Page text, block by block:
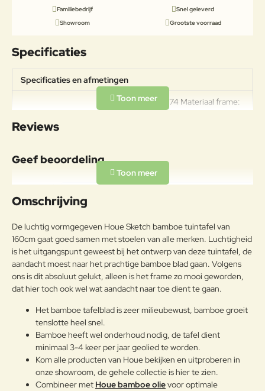
Familiebedrijf
Snel geleverd
Showroom
Grootste voorraad
Specificaties
Specificaties en afmetingen
L160 x B88 x H74 Materiaal frame:
Bamboe is een uiterst geschikt
materiaal voor buiten. De
behandeling nodig om het vele
jaren buiten te kunnen gebruiken,
lees hiervoor het
onderhoudsadvies.
Frame
LEGERING VAN IJZER EN
KOOLSTOFPERCENTAGE
MET EEN
ANTICORROSIEPROCES OM AAN
EXTREME
WEERSOMSTANDIGHEDEN TE
WEERSTAAN.
Reviews
Geef beoordeling
Uw naam:
g:
Note:HTML-code wordt niet vertaald!
Waarderin
Slecht Goed
Verder
Omschrijving
De luchtig vormgegeven Houe Sketch bamboe tuintafel van
160cm gaat goed samen met stoelen van alle merken. Luchtigheid
is het uitgangspunt geweest bij het ontwerp van deze tuintafel, de
aandacht moest naar het prachtige bamboe blad gaan. Volgens
ons is dit absoluut gelukt, alleen is het frame zo mooi geworden,
dat hier toch ook wel wat aandacht naar toe dient te gaan.
Het bamboe tafelblad is zeer milieubewust, bamboe groeit
tenslotte heel snel.
Bamboe heeft wel onderhoud nodig, de tafel dient
minimaal 3-4 keer per jaar geolied te worden.
Kom alle producten van Houe bekijken en uitproberen in
onze showroom, de gehele collectie is hier te zien.
Combineer met Houe bamboe olievoor optimale